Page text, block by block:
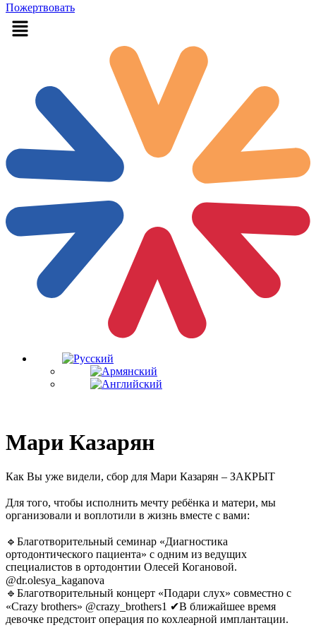
Пожертвовать
Мари Казарян
Как Вы уже видели, сбор для Мари Казарян – ЗАКРЫТ
Для того, чтобы исполнить мечту ребёнка и матери, мы
организовали и воплотили в жизнь вместе с вами:
🔹Благотворительный семинар «Диагностика
ортодонтического пациента» с одним из ведущих
специалистов в ортодонтии Олесей Когановой.
@dr.olesya_kaganova ⠀
🔹Благотворительный концерт «Подари слух» совместно с
«Crazy brothers» @crazy_brothers1 ✔В ближайшее время
девочке предстоит операция по кохлеарной имплантации.